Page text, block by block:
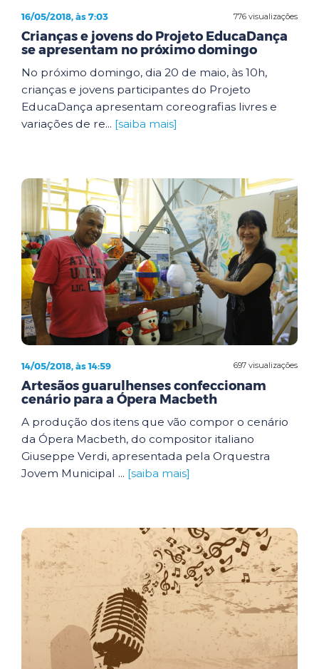
776 visualizações
16/05/2018, às 7:03
Crianças e jovens do Projeto EducaDança
se apresentam no próximo domingo
No próximo domingo, dia 20 de maio, às 10h,
crianças e jovens participantes do Projeto
EducaDança apresentam coreografias livres e
variações de re... [saiba mais]
697 visualizações
14/05/2018, às 14:59
Artesãos guarulhenses confeccionam
cenário para a Ópera Macbeth
A produção dos itens que vão compor o cenário
da Ópera Macbeth, do compositor italiano
Giuseppe Verdi, apresentada pela Orquestra
Jovem Municipal ... [saiba mais]